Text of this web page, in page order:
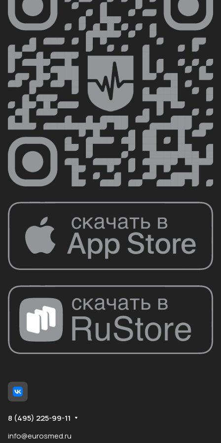
8 (495) 225-99-11
info@eurosmed.ru